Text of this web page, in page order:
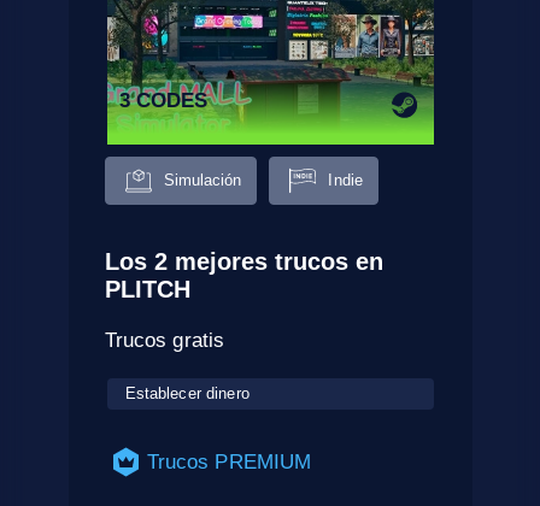
3 CODES
Simulación Indie
Los 2 mejores trucos en
PLITCH
Trucos gratis
Establecer dinero
Trucos PREMIUM